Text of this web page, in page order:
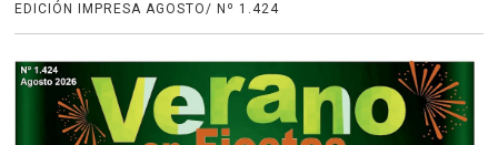
EDICIÓN IMPRESA AGOSTO/ Nº 1.424